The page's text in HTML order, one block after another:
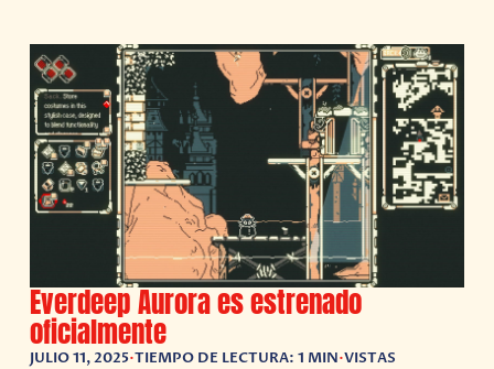
Everdeep Aurora es estrenado
oficialmente
JULIO 11, 2025•TIEMPO DE LECTURA: 1 MIN•VISTAS